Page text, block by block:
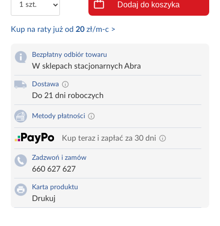
Dodaj do koszyka
Kup na raty już od 20 zł/m-c >
Bezpłatny odbiór towaru
W sklepach stacjonarnych Abra
Dostawa
Do 21 dni roboczych
Metody płatności
Kup teraz i zapłać za 30 dni
Zadzwoń i zamów
660 627 627
Karta produktu
Drukuj